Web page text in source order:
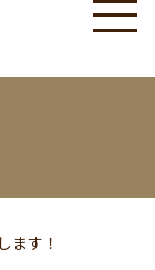
ます！